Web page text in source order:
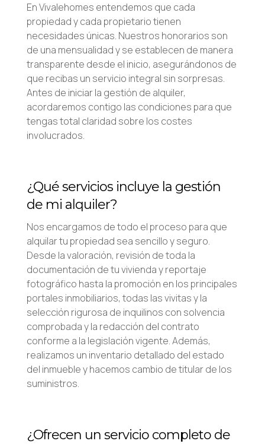
En Vivalehomes entendemos que cada
propiedad y cada propietario tienen
necesidades únicas. Nuestros honorarios son
de una mensualidad y se establecen de manera
transparente desde el inicio, asegurándonos de
que recibas un servicio integral sin sorpresas.
Antes de iniciar la gestión de alquiler,
acordaremos contigo las condiciones para que
tengas total claridad sobre los costes
involucrados.
¿Qué servicios incluye la gestión
de mi alquiler?
Nos encargamos de todo el proceso para que
alquilar tu propiedad sea sencillo y seguro.
Desde la valoración, revisión de toda la
documentación de tu vivienda y reportaje
fotográfico hasta la promoción en los principales
portales inmobiliarios, todas las vivitas y la
selección rigurosa de inquilinos con solvencia
comprobada y la redacción del contrato
conforme a la legislación vigente. Además,
realizamos un inventario detallado del estado
del inmueble y hacemos cambio de titular de los
suministros.
¿Ofrecen un servicio completo de